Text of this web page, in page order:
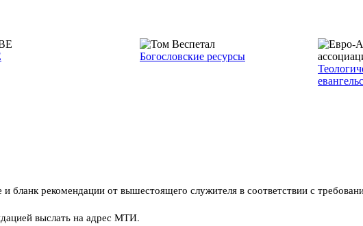
Богословские ресурсы
и бланк рекомендации от вышестоящего служителя в соответствии с
выслать на адрес МТИ.